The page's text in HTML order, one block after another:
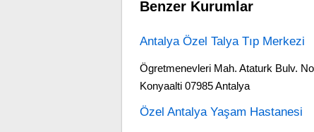
Benzer Kurumlar
Antalya Özel Talya Tıp Merkezi
Ögretmenevleri Mah. Ataturk Bulv.
Konyaalti 07985 Antalya
Özel Antalya Yaşam Hastanesi